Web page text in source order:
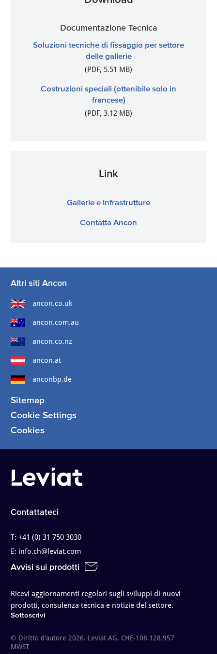
Documentazione Tecnica
Soluzioni tecniche di fissaggio per settore
delle gallerie
(PDF, 5.51 MB)
Costruzioni speciali (ottenibile solo in
francese)
(PDF, 3.12 MB)
Link
Gallerie e Infrastrutture
Contatta Ancon
Altri siti Ancon
ancon.co.uk
ancon.com.au
ancon.co.nz
ancon.at
anconbp.de
Sitemap
Cookie Settings
Cookies
Contattateci
T:+41 (0) 31 750 3030
E: info.ch@leviat.com
Avvisi sui prodotti
Ricevi aggiornamenti regolari sugli sviluppi di nuovi
prodotti, consulenza tecnica e notizie del settore.
Sottoscrivi
© Diritto d'autore 2026. Leviat AG. CHE-108.128.957
MWST